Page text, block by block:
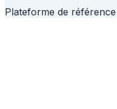
Plateforme de